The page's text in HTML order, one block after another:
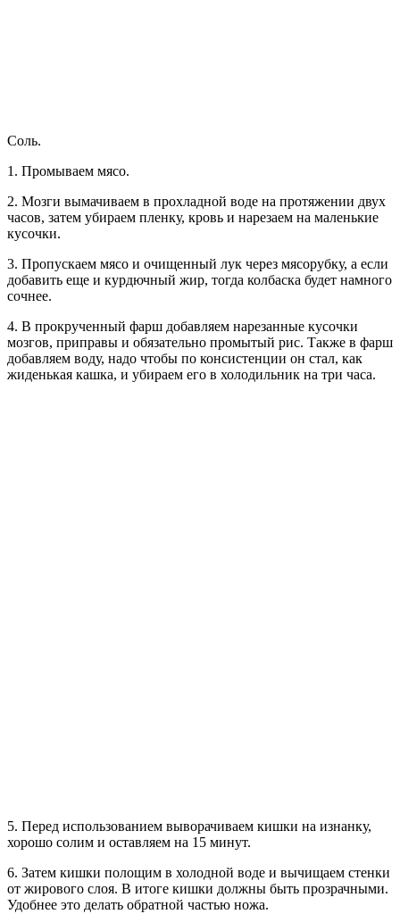
Соль.
1. Промываем мясо.
2. Мозги вымачиваем в прохладной воде на протяжении двух
часов, затем убираем пленку, кровь и нарезаем на маленькие
кусочки.
3. Пропускаем мясо и очищенный лук через мясорубку, а если
добавить еще и курдючный жир, тогда колбаска будет намного
сочнее.
4. В прокрученный фарш добавляем нарезанные кусочки
мозгов, приправы и обязательно промытый рис. Также в фарш
добавляем воду, надо чтобы по консистенции он стал, как
жиденькая кашка, и убираем его в холодильник на три часа.
5. Перед использованием выворачиваем кишки на изнанку,
хорошо солим и оставляем на 15 минут.
6. Затем кишки полощим в холодной воде и вычищаем стенки
от жирового слоя. В итоге кишки должны быть прозрачными.
Удобнее это делать обратной частью ножа.